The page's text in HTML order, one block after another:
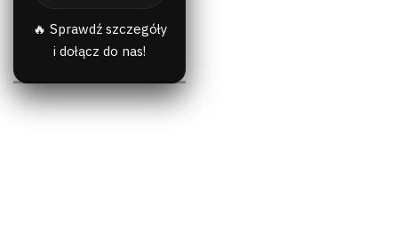
🔥 Sprawdź szczegóły
i dołącz do nas!